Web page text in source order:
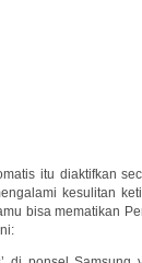
itu diaktifkan
kesulitan
bisa mematikan